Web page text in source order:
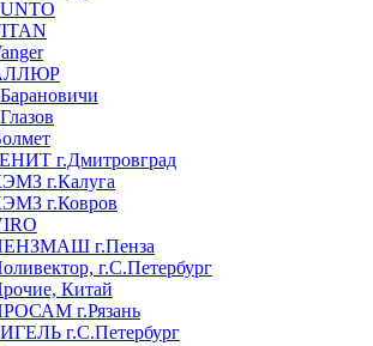
г.Дмитровград
г.Калуга
г.Ковров
г.Пенза
г.С.Петербург
Китай
г.Рязань
г.С.Петербург